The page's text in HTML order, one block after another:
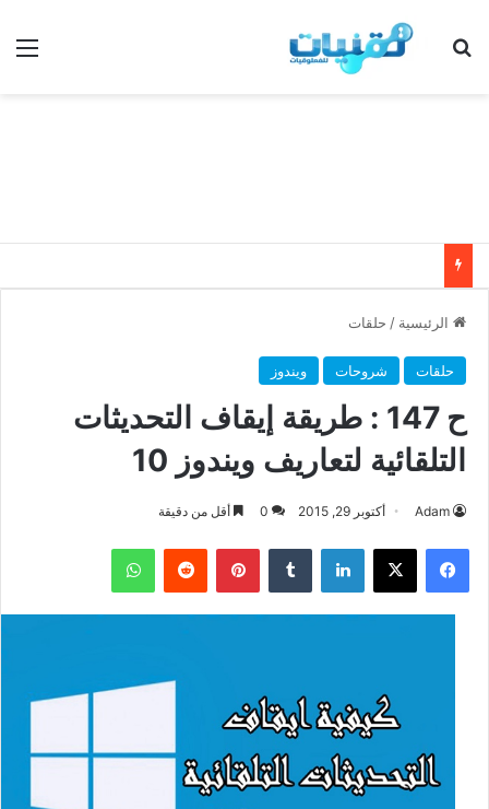
بحث عن
الرئيسية / حلقات
حلقات شروحات ويندوز
ح 147 : طريقة إيقاف التحديثات
التلقائية لتعاريف ويندوز 10
Adam أكتوبر 29, 2015 0 أقل من دقيقة
فيسبوك ‫X لينكدإن بينتيريست واتساب